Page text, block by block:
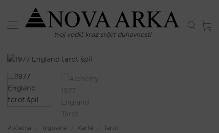
content
tvoj vodič kroz svijet duhovnosti
Početna Trgovina Karte Tarot